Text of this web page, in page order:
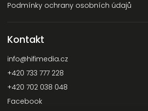
Podmínky ochrany osobních údajů
Kontakt
info@hifimedia.cz
+420 733 777 228
+420 702 038 048
Facebook